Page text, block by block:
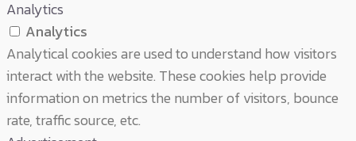
Analytics
Analytics
Analytical cookies are used to understand how visitors
interact with the website. These cookies help provide
information on metrics the number of visitors, bounce
rate, traffic source, etc.